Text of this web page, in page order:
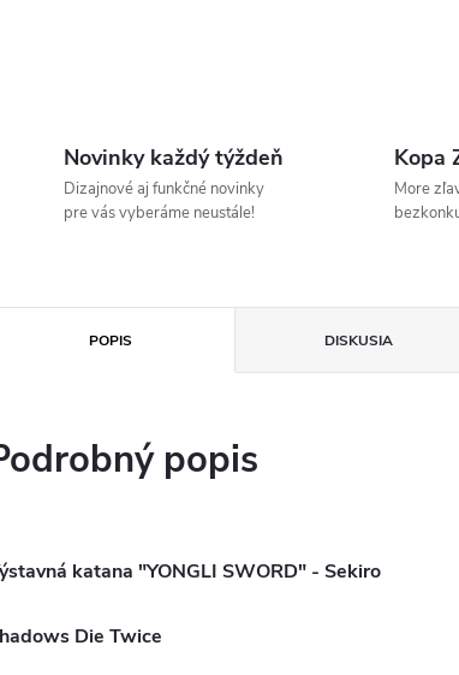
Novinky každý týždeň
Dizajnové aj funkčné novinky
pre vás vyberáme neustále!
Kopa
More
POPIS DISKUSIA
popis
katana "YONGLI SWORD" - Sekiro
Die Twice